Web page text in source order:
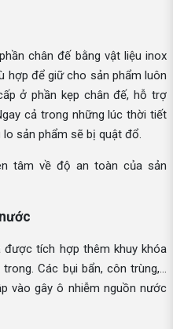
chân đế bằng vật liệu inox
hợp để giữ cho sản phẩm luôn
ở phần kẹp chân đế, hỗ trợ
cả trong những lúc thời tiết
sản phẩm sẽ bị quật đổ.
tâm về độ an toàn của sản
tích hợp thêm khuy khóa
Các bụi bẩn, côn trùng,...
vào gây ô nhiễm nguồn nước